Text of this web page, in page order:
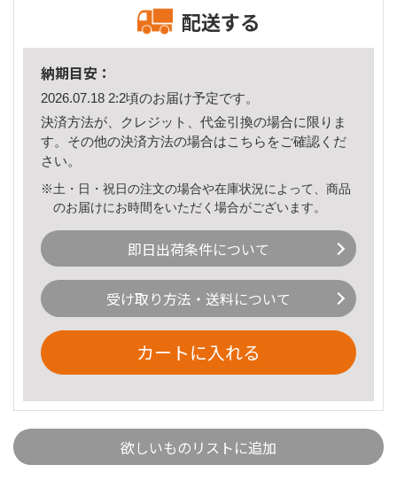
配送する
納期目安：
2026.07.18 2:2頃のお届け予定です。
決済方法が、クレジット、代金引換の場合に限りま
す。その他の決済方法の場合はこちら をご確認くだ
さい。
※土・日・祝日の注文の場合や在庫状況によって、商品
のお届けにお時間をいただく場合がございます。
即日出荷条件について
受け取り方法・送料について
カートに入れる
欲しいものリストに追加